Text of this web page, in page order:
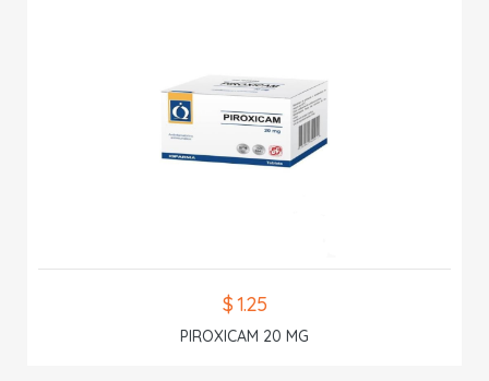
$ 1.25
PIROXICAM 20 MG